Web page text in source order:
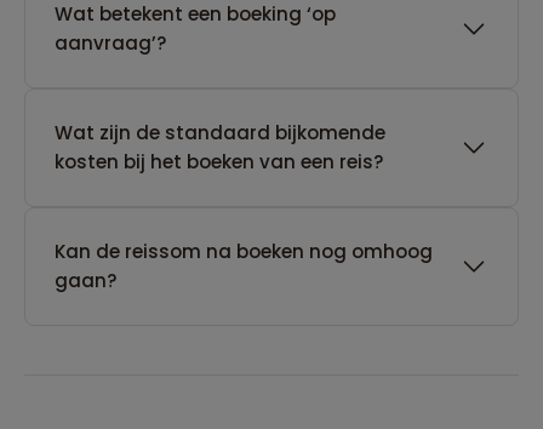
Wat betekent een boeking ‘op
aanvraag’?
Wat zijn de standaard bijkomende
kosten bij het boeken van een reis?
Kan de reissom na boeken nog omhoog
gaan?